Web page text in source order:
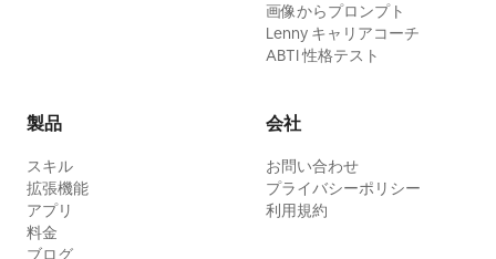
画像からプロンプト
Lenny キャリアコーチ
ABTI 性格テスト
製品
スキル
拡張機能
アプリ
料金
ブログ
会社
お問い合わせ
プライバシーポリシー
利用規約